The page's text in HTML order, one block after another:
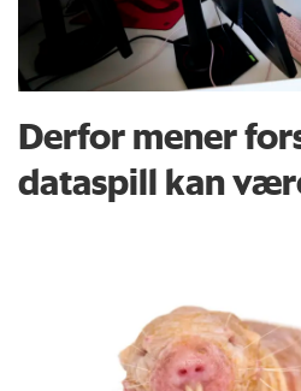
Derfor mener
dataspill kan